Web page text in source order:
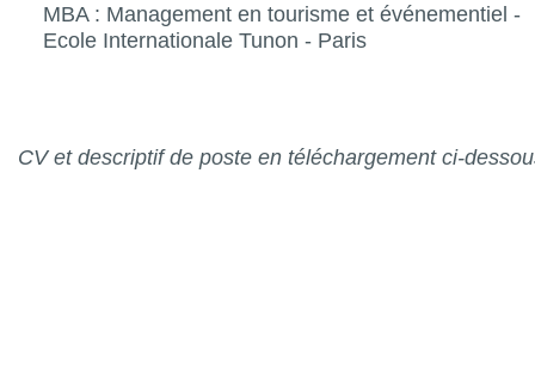
MBA : Management en tourisme et événementiel -
Ecole Internationale Tunon - Paris
CV et descriptif de poste en téléchargement ci-